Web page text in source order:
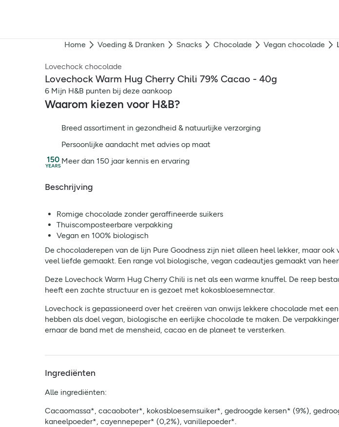
Home Voeding & Dranken Snacks Chocolade Vegan chocolade
Lovechock chocolade
Lovechock Warm Hug Cherry Chili 79% Cacao - 40g
6 Mijn H&B punten bij deze aankoop
Waarom kiezen voor H&B?
Breed assortiment in gezondheid & natuurlijke verzorging
Persoonlijke aandacht met advies op maat
Meer dan 150 jaar kennis en ervaring
Beschrijving
Romige chocolade zonder geraffineerde suikers
Thuiscomposteerbare verpakking
Vegan en 100% biologisch
De chocoladerepen van de lijn Pure Goodness zijn niet alleen heel lekker, maar
veel liefde gemaakt. Een range vol biologische, vegan cadeautjes gemaakt van
Deze Lovechock Warm Hug Cherry Chili is net als een warme knuffel. De reep
heeft een zachte structuur en is gezoet met kokosbloesemnectar.
Lovechock is gepassioneerd over het creëren van onwijs lekkere chocolade met
hebben als doel vegan, biologische en eerlijke chocolade te maken. De
ernaar de band met de mensheid, cacao en de planeet te versterken.
Ingrediënten
Alle ingrediënten:
Cacaomassa*, cacaoboter*, kokosbloesemsuiker*, gedroogde kersen* (9%),
kaneelpoeder*, cayennepeper* (0,2%), vanillepoeder*.